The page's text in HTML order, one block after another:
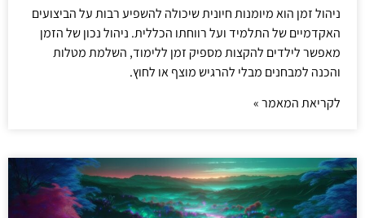
ניהול זמן הוא מיומנות חיונית שיכולה להשפיע רבות על הביצועים
האקדמיים של התלמיד ועל רווחתו הכללית. ניהול נכון של הזמן
מאפשר לילדים להקצות מספיק זמן ללימוד, השלמת מטלות
והכנה למבחנים מבלי להרגיש מוצף או לחוץ.
לקריאת המאמר »